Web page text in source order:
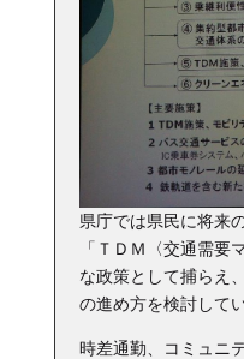
県庁では県民に将来
「ＴＤＭ〈交通需要
な政策として捕らえ
の進め方を検討してい
時差通勤、コミュニ